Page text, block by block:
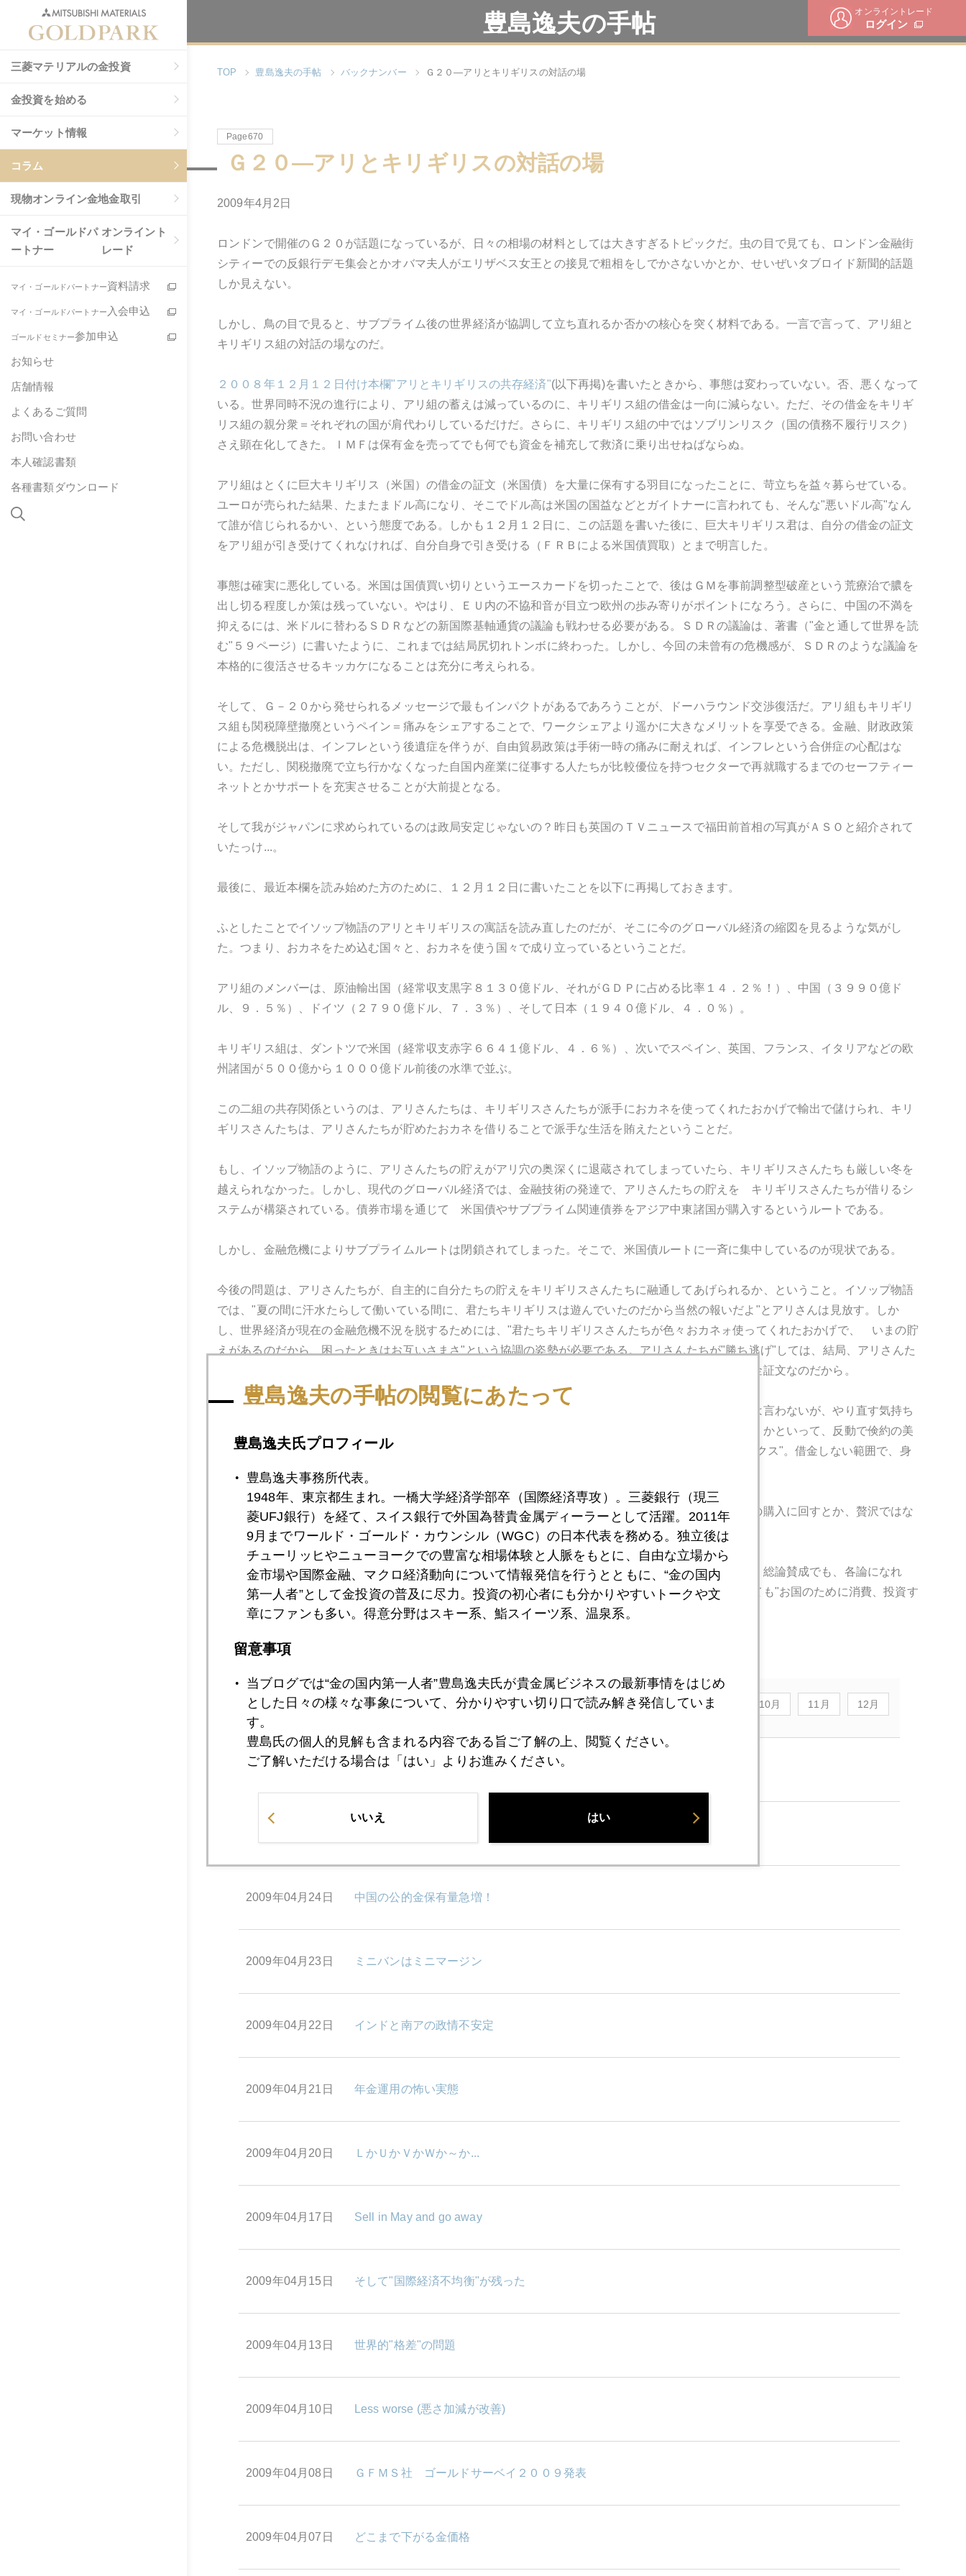
オンライントレード
ログイン
三菱マテリアルの金投資
金投資を始める
マーケット情報
コラム
現物オンライン金地金取引
マイ・ゴールドパ
ートナー
オンライント
レード
マイ・ゴールドパートナー資料請求
マイ・ゴールドパートナー 入会申込
ゴールドセミナー参加申込
お知らせ
店舗情報
よくあるご質問
お問い合わせ
本人確認書類
各種書類ダウンロード
豊島逸夫の手帖
TOP 豊島逸夫の手帖 バックナンバー Ｇ２０―アリとキリギリスの対話の場
Page670
Ｇ２０―アリとキリギリスの対話の場
2009年4月2日
ロンドンで開催のＧ２０が話題になっているが、日々の相場の材料としては大きすぎるトピックだ。虫の目で見ても、ロンドン金融街
シティーでの反銀行デモ集会とかオバマ夫人がエリザベス女王との接見で粗相をしでかさないかとか、せいぜいタブロイド新聞的話題
しか見えない。
しかし、鳥の目で見ると、サブプライム後の世界経済が協調して立ち直れるか否かの核心を突く材料である。一言で言って、アリ組と
キリギリス組の対話の場なのだ。
２００８年１２月１２日付け本欄"アリとキリギリスの共存経済"(以下再掲)を書いたときから、事態は変わっていない。否、悪くなって
いる。世界同時不況の進行により、アリ組の蓄えは減っているのに、キリギリス組の借金は一向に減らない。ただ、その借金をキリギ
リス組の親分衆＝それぞれの国が肩代わりしているだけだ。さらに、キリギリス組の中ではソブリンリスク（国の債務不履行リスク）
さえ顕在化してきた。ＩＭＦは保有金を売ってでも何でも資金を補充して救済に乗り出せねばならぬ。
アリ組はとくに巨大キリギリス（米国）の借金の証文（米国債）を大量に保有する羽目になったことに、苛立ちを益々募らせている。
ユーロが売られた結果、たまたまドル高になり、そこでドル高は米国の国益などとガイトナーに言われても、そんな"悪いドル高"なん
て誰が信じられるかい、という態度である。しかも１２月１２日に、この話題を書いた後に、巨大キリギリス君は、自分の借金の証文
をアリ組が引き受けてくれなければ、自分自身で引き受ける（ＦＲＢによる米国債買取）とまで明言した。
事態は確実に悪化している。米国は国債買い切りというエースカードを切ったことで、後はＧＭを事前調整型破産という荒療治で膿を
出し切る程度しか策は残っていない。やはり、ＥＵ内の不協和音が目立つ欧州の歩み寄りがポイントになろう。さらに、中国の不満を
抑えるには、米ドルに替わるＳＤＲなどの新国際基軸通貨の議論も戦わせる必要がある。ＳＤＲの議論は、著書（"金と通して世界を読
む"５９ページ）に書いたように、これまでは結局尻切れトンボに終わった。しかし、今回の未曾有の危機感が、ＳＤＲのような議論を
本格的に復活させるキッカケになることは充分に考えられる。
そして、Ｇ－２０から発せられるメッセージで最もインパクトがあるであろうことが、ドーハラウンド交渉復活だ。アリ組もキリギリ
ス組も関税障壁撤廃というペイン＝痛みをシェアすることで、ワークシェアより遥かに大きなメリットを享受できる。金融、財政政策
による危機脱出は、インフレという後遺症を伴うが、自由貿易政策は手術一時の痛みに耐えれば、インフレという合併症の心配はな
い。ただし、関税撤廃で立ち行かなくなった自国内産業に従事する人たちが比較優位を持つセクターで再就職するまでのセーフティー
ネットとかサポートを充実させることが大前提となる。
そして我がジャパンに求められているのは政局安定じゃないの？昨日も英国のＴＶニュースで福田前首相の写真がＡＳＯと紹介されて
いたっけ...。
最後に、最近本欄を読み始めた方のために、１２月１２日に書いたことを以下に再掲しておきます。
ふとしたことでイソップ物語のアリとキリギリスの寓話を読み直したのだが、そこに今のグローバル経済の縮図を見るような気がし
た。つまり、おカネをため込む国々と、おカネを使う国々で成り立っているということだ。
アリ組のメンバーは、原油輸出国（経常収支黒字８１３０億ドル、それがＧＤＰに占める比率１４．２％！）、中国（３９９０億ド
ル、９．５％）、ドイツ（２７９０億ドル、７．３％）、そして日本（１９４０億ドル、４．０％）。
キリギリス組は、ダントツで米国（経常収支赤字６６４１億ドル、４．６％）、次いでスペイン、英国、フランス、イタリアなどの欧
州諸国が５００億から１０００億ドル前後の水準で並ぶ。
この二組の共存関係というのは、アリさんたちは、キリギリスさんたちが派手におカネを使ってくれたおかげで輸出で儲けられ、キリ
ギリスさんたちは、アリさんたちが貯めたおカネを借りることで派手な生活を賄えたということだ。
もし、イソップ物語のように、アリさんたちの貯えがアリ穴の奥深くに退蔵されてしまっていたら、キリギリスさんたちも厳しい冬を
越えられなかった。しかし、現代のグローバル経済では、金融技術の発達で、アリさんたちの貯えを キリギリスさんたちが借りるシ
ステムが構築されている。債券市場を通じて 米国債やサブプライム関連債券をアジア中東諸国が購入するというルートである。
しかし、金融危機によりサブプライムルートは閉鎖されてしまった。そこで、米国債ルートに一斉に集中しているのが現状である。
今後の問題は、アリさんたちが、自主的に自分たちの貯えをキリギリスさんたちに融通してあげられるか、ということ。イソップ物語
では、"夏の間に汗水たらして働いている間に、君たちキリギリスは遊んでいたのだから当然の報いだよ"とアリさんは見放す。しか
し、世界経済が現在の金融危機不況を脱するためには、"君たちキリギリスさんたちが色々おカネォ使ってくれたおかげで、 いまの貯
えがあるのだから、困ったときはお互いさまさ"という協調の姿勢が必要である。アリさんたちが"勝ち逃げ"しては、結局、アリさんた
ちも貯えが目減りするだけである。とくにアリさんの貯えの多くが、巨大キリギリス＝アメリカ君の借金証文なのだから。
一方、キリギリスさんたちは、借金を国に肩代わりしてもらうか、棚上げにしてもらうかで、裸一貫とは言わないが、やり直す気持ち
で臨まねばならぬ。もう借金して（レバレッジかけて）まで人生を楽しむという価値観は捨てることだ。かといって、反動で倹約の美
徳に走られても、経済の牽引役＝消費が減退するので困るのだ。これがケインズの言う"倹約のパラドックス"。借金しない範囲で、身
の丈に合った人生をエンジョイすることだ。
他方、アリさんたちも、おカネを穴の中に貯め込んでばかりではいけない。その貯えを、安くなった株の購入に回すとか、贅沢ではな
い範囲で人生を楽しむとか、ほどほどにおカネの活きた使い方をすることが求められる。
とはいえ、以上述べてきたことは、あくまで経済原則から見て、かくあるべしという理想論に過ぎない。総論賛成でも、各論になれ
ば、そんなこと言ったって将来の年金は不安だし、株だってどこまで下がるか分からないし、私にはとても"お国のために消費、投資す
る"などという余裕はありません、というのが本音であろう。ここに不況脱出の難しさがある。
2009年 1月 2月 3月 4月 5月 6月 7月 8月 9月 10月 11月 12月
2009年04月30日 豚インフルの影響は...
2009年04月24日 中国の公的金保有量急増！
2009年04月23日 ミニバンはミニマージン
2009年04月22日 インドと南アの政情不安定
2009年04月21日 年金運用の怖い実態
2009年04月20日 ＬかＵかＶかＷか～か...
2009年04月17日 Sell in May and go away
2009年04月15日 そして"国際経済不均衡"が残った
2009年04月13日 世界的"格差"の問題
2009年04月10日 Less worse (悪さ加減が改善)
2009年04月08日 ＧＦＭＳ社 ゴールドサーベイ２００９発表
2009年04月07日 どこまで下がる金価格
豊島逸夫の手帖の閲覧にあたって
豊島逸夫氏プロフィール
豊島逸夫事務所代表。
1948年、東京都生まれ。一橋大学経済学部卒（国際経済専攻）。三菱銀行（現三
菱UFJ銀行）を経て、スイス銀行で外国為替貴金属ディーラーとして活躍。2011年
9月までワールド・ゴールド・カウンシル（WGC）の日本代表を務める。独立後は
チューリッヒやニューヨークでの豊富な相場体験と人脈をもとに、自由な立場から
金市場や国際金融、マクロ経済動向について情報発信を行うとともに、“金の国内
第一人者”として金投資の普及に尽力。投資の初心者にも分かりやすいトークや文
章にファンも多い。得意分野はスキー系、鮨スイーツ系、温泉系。
留意事項
当ブログでは“金の国内第一人者”豊島逸夫氏が貴金属ビジネスの最新事情をはじめ
とした日々の様々な事象について、分かりやすい切り口で読み解き発信していま
す。
豊島氏の個人的見解も含まれる内容である旨ご了解の上、閲覧ください。
ご了解いただける場合は「はい」よりお進みください。
いいえ はい